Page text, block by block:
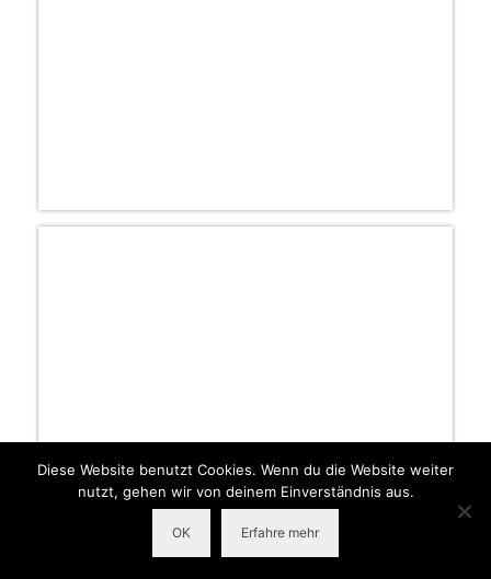
Diese Website benutzt Cookies. Wenn du die Website weiter
nutzt, gehen wir von deinem Einverständnis aus.
OK Erfahre mehr